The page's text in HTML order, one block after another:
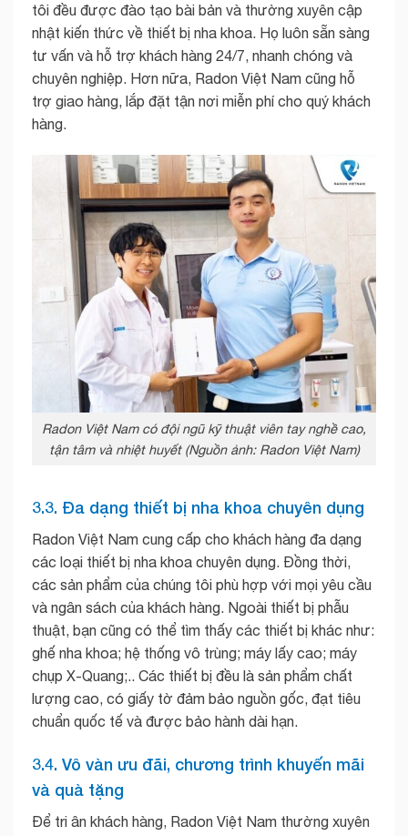
tôi đều được đào tạo bài bản và thường xuyên cập
nhật kiến thức về thiết bị nha khoa. Họ luôn sẵn sàng
tư vấn và hỗ trợ khách hàng 24/7, nhanh chóng và
chuyên nghiệp. Hơn nữa, Radon Việt Nam cũng hỗ
trợ giao hàng, lắp đặt tận nơi miễn phí cho quý khách
hàng.
Radon Việt Nam có đội ngũ kỹ thuật viên tay nghề cao,
tận tâm và nhiệt huyết (Nguồn ảnh: Radon Việt Nam)
3.3. Đa dạng thiết bị nha khoa chuyên dụng
Radon Việt Nam cung cấp cho khách hàng đa dạng
các loại thiết bị nha khoa chuyên dụng. Đồng thời,
các sản phẩm của chúng tôi phù hợp với mọi yêu cầu
và ngân sách của khách hàng. Ngoài thiết bị phẫu
thuật, bạn cũng có thể tìm thấy các thiết bị khác như:
ghế nha khoa; hệ thống vô trùng; máy lấy cao; máy
chụp X-Quang;.. Các thiết bị đều là sản phẩm chất
lượng cao, có giấy tờ đảm bảo nguồn gốc, đạt tiêu
chuẩn quốc tế và được bảo hành dài hạn.
3.4. Vô vàn ưu đãi, chương trình khuyến mãi
và quà tặng
Để tri ân khách hàng, Radon Việt Nam thường xuyên